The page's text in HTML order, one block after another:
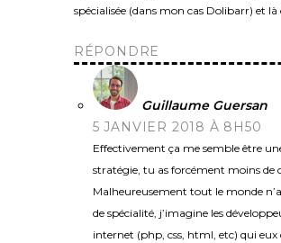
spécialisée (dans mon cas Dolibarr) et
RÉPONDRE
Guillaume Guersan
5 JANVIER 2018 À 8H50
Effectivement ça me semble être
stratégie, tu as forcément moins de
Malheureusement tout le monde
de spécialité, j’imagine les
internet (php, css, html, etc) qui eux